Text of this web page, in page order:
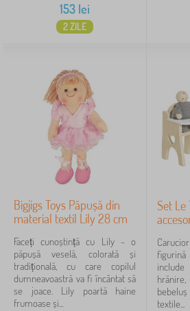
153 lei
2 ZILE
Bigjigs Toys Păpușă din
material textil Lily 28 cm
Faceți cunoștință cu Lily - o
păpușă veselă, colorată și
tradițională, cu care copilul
dumneavoastră va fi încântat să
se joace. Lily poartă haine
frumoase și...
Set Le
textile...